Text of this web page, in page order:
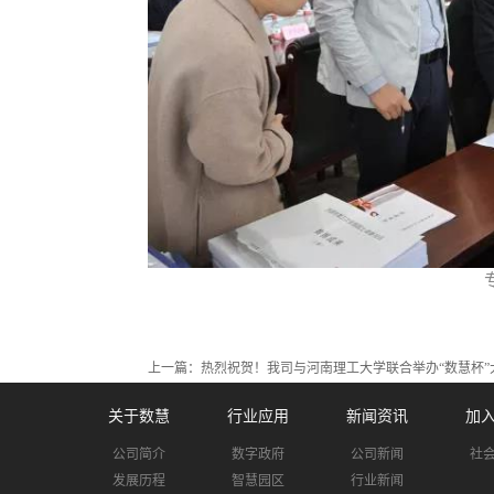
上一篇：热烈祝贺！我司与河南理工大学联合举办“数慧杯
关于数慧
公司简介
发展历程
行业应用
数字政府
智慧园区
新闻资讯
公司新闻
行业新闻
加
社